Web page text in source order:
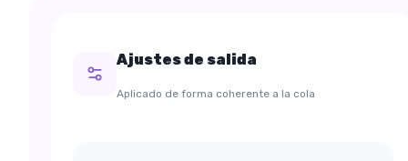
Ajustes de salida
Aplicado de forma coherente a la cola